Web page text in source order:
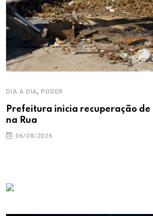
DIA A DIA,PODER
Prefeitura inicia recuperação de
na Rua
06/08/2026